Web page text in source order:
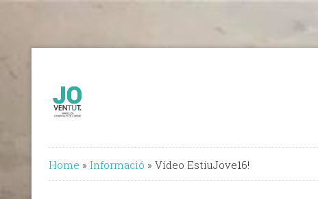
Home » Informació » Vídeo EstiuJove16!